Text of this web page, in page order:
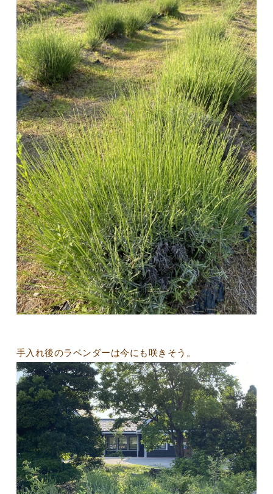
手入れ後のラベンダーは今にも咲きそう。